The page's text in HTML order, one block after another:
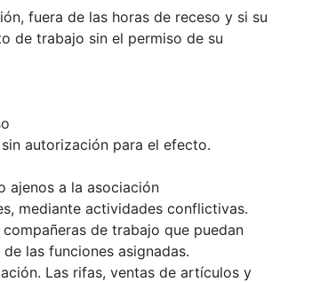
fuera de las horas de receso y si su
de trabajo sin el permiso de su
autorización para el efecto.
ajenos a la asociación
mediante actividades conflictivas.
de trabajo que puedan
las funciones asignadas.
Las rifas, ventas de artículos y